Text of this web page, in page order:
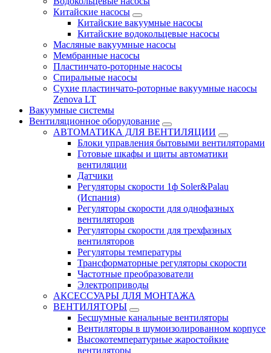
Китайские насосы
Китайские вакуумные насосы
Китайские водокольцевые насосы
Масляные вакуумные насосы
Мембранные насосы
Пластинчато-роторные насосы
Спиральные насосы
Сухие пластинчато-роторные вакуумные насосы
Zenova LT
Вакуумные системы
Вентиляционное оборудование
АВТОМАТИКА ДЛЯ ВЕНТИЛЯЦИИ
Блоки управления бытовыми вентиляторами
Готовые шкафы и щиты автоматики
вентиляции
Датчики
Регуляторы скорости 1ф Soler&Palau
(Испания)
Регуляторы скорости для однофазных
вентиляторов
Регуляторы скорости для трехфазных
вентиляторов
Регуляторы температуры
Трансформаторные регуляторы скорости
Частотные преобразователи
Электроприводы
АКСЕССУАРЫ ДЛЯ МОНТАЖА
ВЕНТИЛЯТОРЫ
Бесшумные канальные вентиляторы
Вентиляторы в шумоизолированном корпусе
Высокотемпературные жаростойкие
вентиляторы